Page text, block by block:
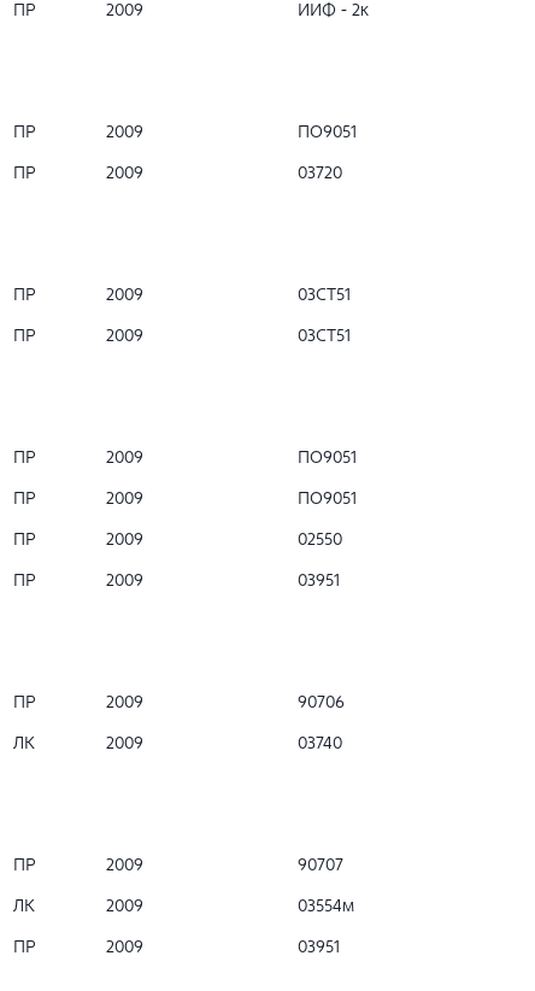
ПР 2009 ИИФ - 2к
ПР 2009 ПО9051
ПР 2009 03720
ПР 2009 03СТ51
ПР 2009 03СТ51
ПР 2009 ПО9051
ПР 2009 ПО9051
ПР 2009 02550
ПР 2009 03951
ПР 2009 90706
ЛК 2009 03740
ПР 2009 90707
ЛК 2009 03554м
ПР 2009 03951